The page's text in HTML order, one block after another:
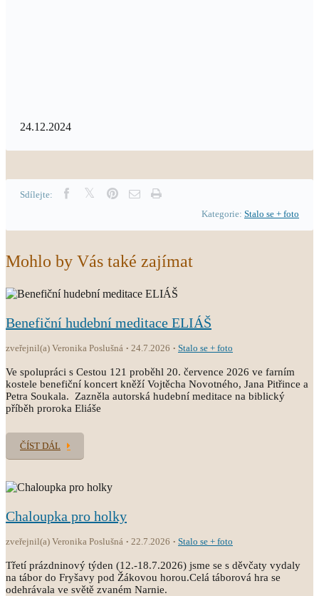
24.12.2024
Sdílejte:
Kategorie: Stalo se + foto
Mohlo by Vás také zajímat
Benefiční hudební meditace ELIÁŠ
zveřejnil(a) Veronika Poslušná 24.7.2026 Stalo se + foto
Ve spolupráci s Cestou 121 proběhl 20. července 2026 ve farním
kostele benefiční koncert kněží Vojtěcha Novotného, Jana Pitřince a
Petra Soukala. Zazněla autorská hudební meditace na biblický
příběh proroka Eliáše
ČÍST DÁL
Chaloupka pro holky
zveřejnil(a) Veronika Poslušná 22.7.2026 Stalo se + foto
Třetí prázdninový týden (12.-18.7.2026) jsme se s děvčaty vydaly
na tábor do Fryšavy pod Žákovou horou.Celá táborová hra se
odehrávala ve světě zvaném Narnie.